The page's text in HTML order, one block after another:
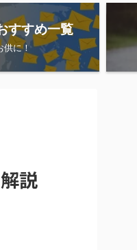
すすめ一覧
供に！
説